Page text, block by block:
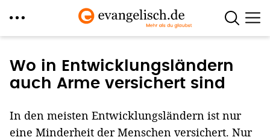
zum
Inhalt
Wo in Entwicklungsländern
auch Arme versichert sind
In den meisten Entwicklungsländern ist nur
eine Minderheit der Menschen versichert. Nur